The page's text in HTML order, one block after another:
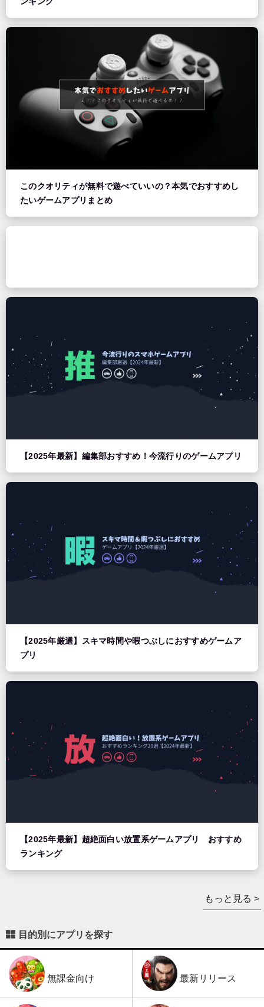
このクオリティが無料で遊べていいの？本気でおすすめし
たいゲームアプリまとめ
【2025年最新】編集部おすすめ！今流行りのゲームアプリ
【2025年厳選】スキマ時間や暇つぶしにおすすめゲームア
プリ
【2025年最新】超絶面白い放置系ゲームアプリ おすすめ
ランキング
もっと見る >
目的別にアプリを探す
無課金向け 最新リリース